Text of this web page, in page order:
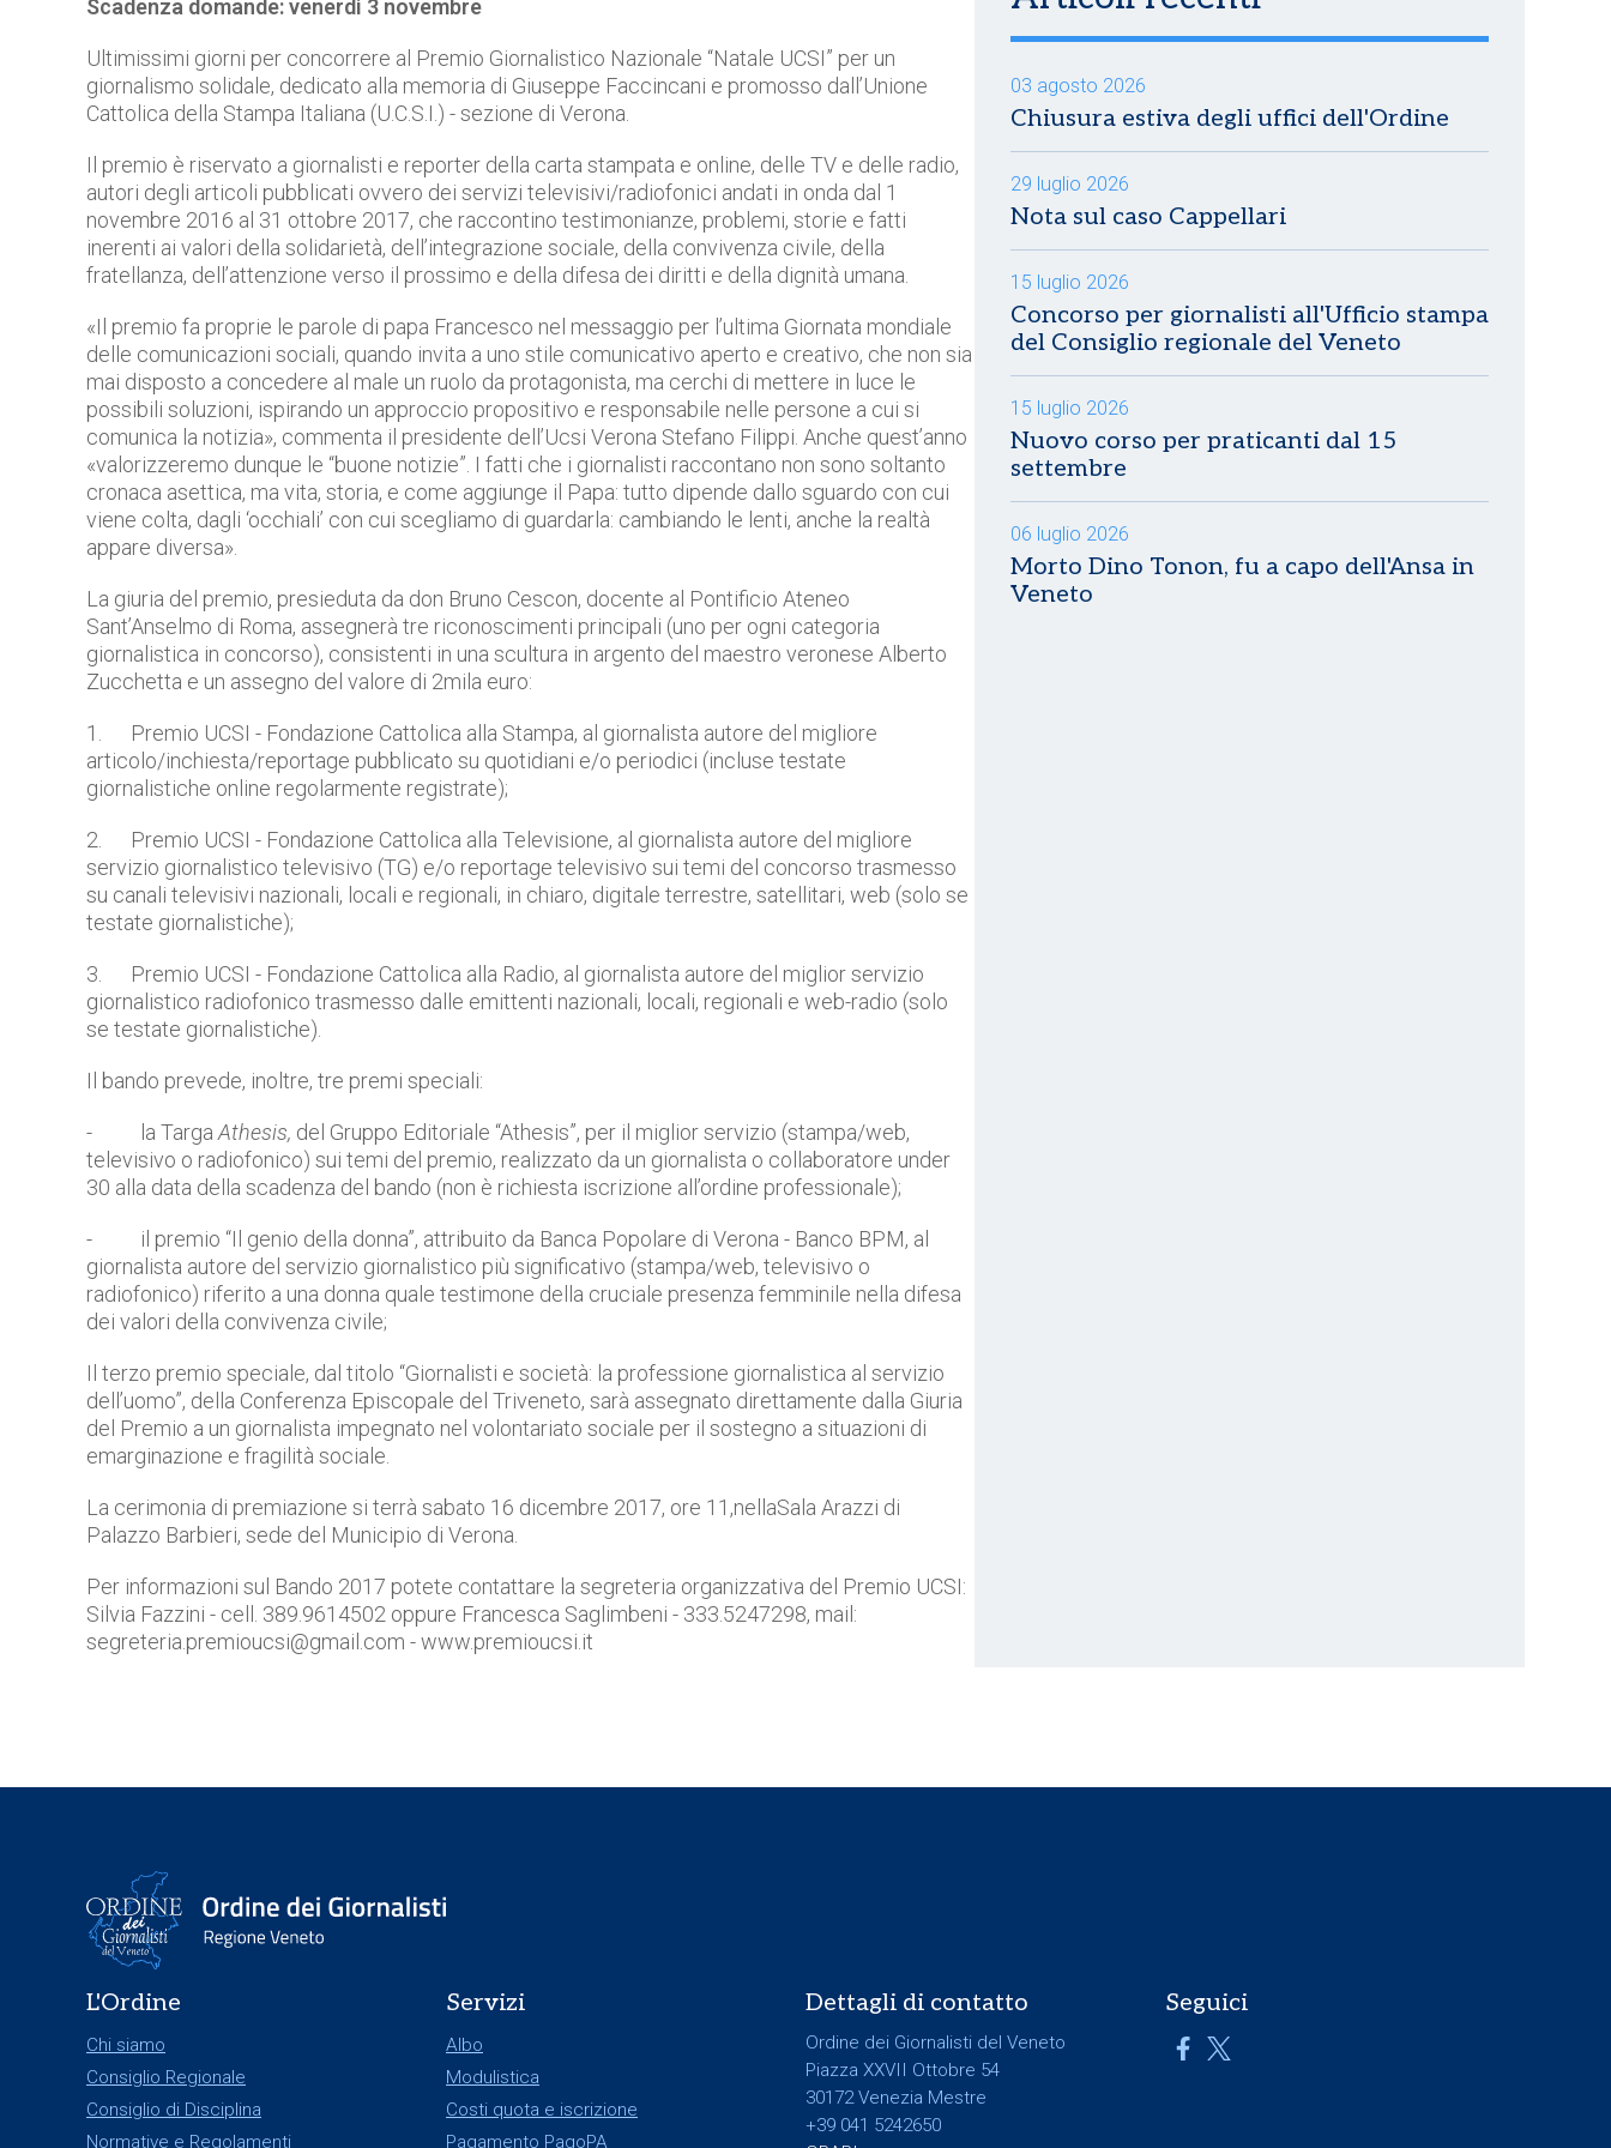
Scadenza domande: venerdì 3 novembre
Ultimissimi giorni per concorrere al Premio Giornalistico Nazionale “Natale UCSI” per un
giornalismo solidale, dedicato alla memoria di Giuseppe Faccincani e promosso dall’Unione
Cattolica della Stampa Italiana (U.C.S.I.) - sezione di Verona.
Il premio è riservato a giornalisti e reporter della carta stampata e online, delle TV e delle radio,
autori degli articoli pubblicati ovvero dei servizi televisivi/radiofonici andati in onda dal 1
novembre 2016 al 31 ottobre 2017, che raccontino testimonianze, problemi, storie e fatti
inerenti ai valori della solidarietà, dell’integrazione sociale, della convivenza civile, della
fratellanza, dell’attenzione verso il prossimo e della difesa dei diritti e della dignità umana.
«Il premio fa proprie le parole di papa Francesco nel messaggio per l’ultima Giornata mondiale
delle comunicazioni sociali, quando invita a uno stile comunicativo aperto e creativo, che non sia
mai disposto a concedere al male un ruolo da protagonista, ma cerchi di mettere in luce le
possibili soluzioni, ispirando un approccio propositivo e responsabile nelle persone a cui si
comunica la notizia», commenta il presidente dell’Ucsi Verona Stefano Filippi. Anche quest’anno
«valorizzeremo dunque le “buone notizie”. I fatti che i giornalisti raccontano non sono soltanto
cronaca asettica, ma vita, storia, e come aggiunge il Papa: tutto dipende dallo sguardo con cui
viene colta, dagli ‘occhiali’ con cui scegliamo di guardarla: cambiando le lenti, anche la realtà
appare diversa».
La giuria del premio, presieduta da don Bruno Cescon, docente al Pontificio Ateneo
Sant’Anselmo di Roma, assegnerà tre riconoscimenti principali (uno per ogni categoria
giornalistica in concorso), consistenti in una scultura in argento del maestro veronese Alberto
Zucchetta e un assegno del valore di 2mila euro:
1.
Premio UCSI - Fondazione Cattolica alla Stampa, al giornalista autore del migliore
articolo/inchiesta/reportage pubblicato su quotidiani e/o periodici (incluse testate
giornalistiche online regolarmente registrate);
2.
Premio UCSI - Fondazione Cattolica alla Televisione, al giornalista autore del migliore
servizio giornalistico televisivo (TG) e/o reportage televisivo sui temi del concorso trasmesso
su canali televisivi nazionali, locali e regionali, in chiaro, digitale terrestre, satellitari, web (solo se
testate giornalistiche);
3.
Premio UCSI - Fondazione Cattolica alla Radio, al giornalista autore del miglior servizio
giornalistico radiofonico trasmesso dalle emittenti nazionali, locali, regionali e web-radio (solo
se testate giornalistiche).
Il bando prevede, inoltre, tre premi speciali:
- la Targa Athesis, del Gruppo Editoriale “Athesis”, per il miglior servizio (stampa/web,
televisivo o radiofonico) sui temi del premio, realizzato da un giornalista o collaboratore under
30 alla data della scadenza del bando (non è richiesta iscrizione all’ordine professionale);
-
il premio “Il genio della donna”, attribuito da Banca Popolare di Verona - Banco BPM, al
giornalista autore del servizio giornalistico più significativo (stampa/web, televisivo o
radiofonico) riferito a una donna quale testimone della cruciale presenza femminile nella difesa
dei valori della convivenza civile;
Il terzo premio speciale, dal titolo “Giornalisti e società: la professione giornalistica al servizio
dell’uomo”, della Conferenza Episcopale del Triveneto, sarà assegnato direttamente dalla Giuria
del Premio a un giornalista impegnato nel volontariato sociale per il sostegno a situazioni di
emarginazione e fragilità sociale.
La cerimonia di premiazione si terrà sabato 16 dicembre 2017, ore 11,nellaSala Arazzi di
Palazzo Barbieri, sede del Municipio di Verona.
Per informazioni sul Bando 2017 potete contattare la segreteria organizzativa del Premio UCSI:
Silvia Fazzini - cell. 389.9614502 oppure Francesca Saglimbeni - 333.5247298, mail:
segreteria.premioucsi@gmail.com -www.premioucsi.it
03 agosto 2026
Chiusura estiva degli uffici dell'Ordine
29 luglio 2026
Nota sul caso Cappellari
15 luglio 2026
Concorso per giornalisti all'Ufficio stampa
del Consiglio regionale del Veneto
15 luglio 2026
Nuovo corso per praticanti dal 15
settembre
06 luglio 2026
Morto Dino Tonon, fu a capo dell'Ansa in
Veneto
L'Ordine
Chi siamo
Consiglio Regionale
Consiglio di Disciplina
Normative e Regolamenti
Servizi
Albo
Modulistica
Costi quota e iscrizione
Pagamento PagoPA
Dettagli di contatto
Ordine dei Giornalisti del Veneto
Piazza XXVII Ottobre 54
30172 Venezia Mestre
+39 041 5242650
Seguici